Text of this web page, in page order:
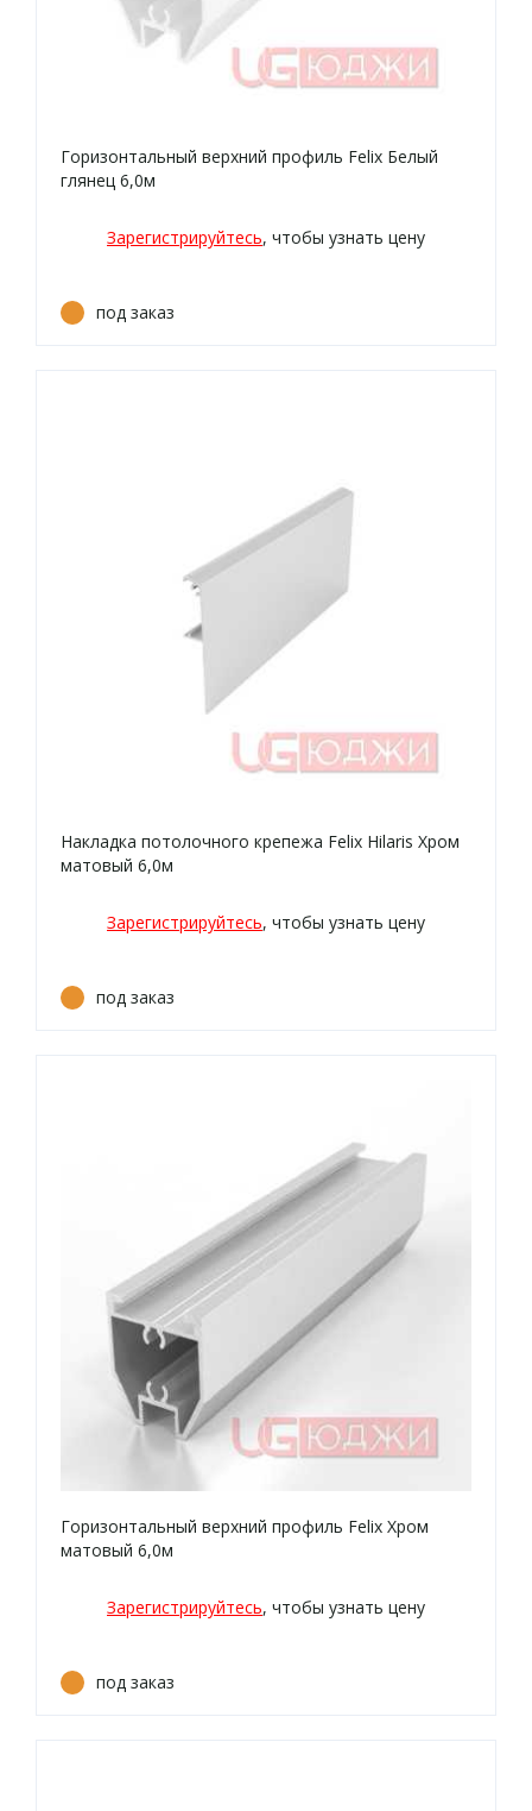
Горизонтальный верхний профиль Felix Белый
глянец 6,0м
Зарегистрируйтесь, чтобы узнать цену
под заказ
Накладка потолочного крепежа Felix Hilaris Хром
матовый 6,0м
Зарегистрируйтесь, чтобы узнать цену
под заказ
Горизонтальный верхний профиль Felix Хром
матовый 6,0м
Зарегистрируйтесь, чтобы узнать цену
под заказ